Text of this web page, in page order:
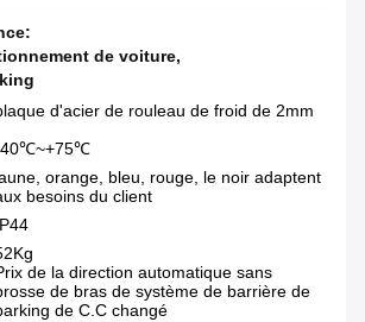
de voiture,
d'acier de rouleau de froid de 2mm
orange, bleu, rouge, le noir adaptent
besoins du client
de la direction automatique sans
de bras de système de barrière de
de C.C changé